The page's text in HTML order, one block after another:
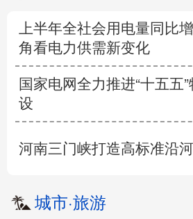
上半年全社会用电量同比
角看电力供需新变化
国家电网全力推进“十五五
设
河南三门峡打造高标准沿
城市·旅游